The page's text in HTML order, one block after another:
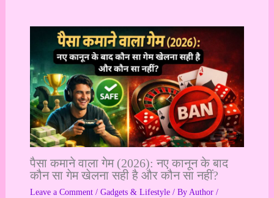
पैसा कमाने वाला गेम (2026): नए कानून के बाद
कौन सा गेम खेलना सही है और कौन सा नहीं?
Leave a Comment / Gadgets & Lifestyle/ By Author /